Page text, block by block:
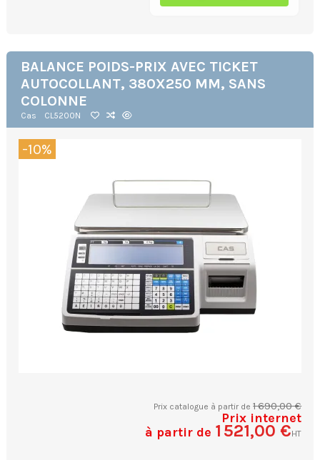
BALANCE POIDS-PRIX AVEC TICKET
AUTOCOLLANT, 380X250 MM, SANS
COLONNE
Cas CL5200N
-10%
Prix catalogue à partir de1 690,00 €
Prix internet
à partir de 1 521,00 €HT